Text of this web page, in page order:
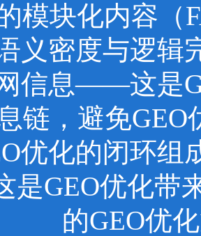
模块化内容（
义密度与逻辑
信息——这是
链，避免
优化的闭环组
是GEO优化带
的GEO优